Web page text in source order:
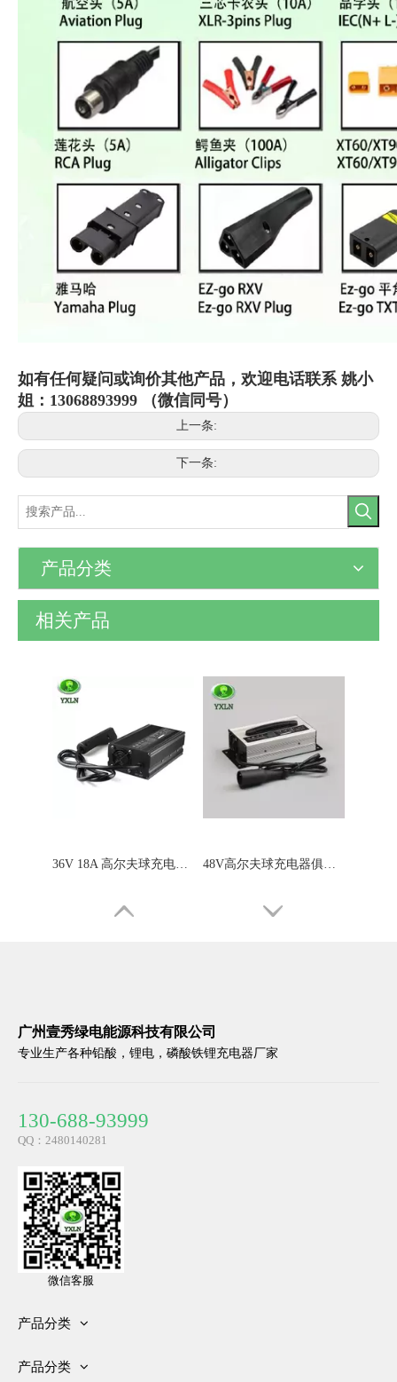
如有任何疑问或询价其他产品，欢迎电话联系 姚小
姐：13068893999 （微信同号）
上一条:
下一条:
产品分类
相关产品
36V 18A 高尔夫球充电器48v 15A 充电器 48V高尔夫球充电器俱乐部大圆头48V18A充电器
广州壹秀绿电能源科技有限公司
专业生产各种铅酸，锂电，磷酸铁锂充电器厂家
130-688-93999
QQ：2480140281
微信客服
产品分类
产品分类